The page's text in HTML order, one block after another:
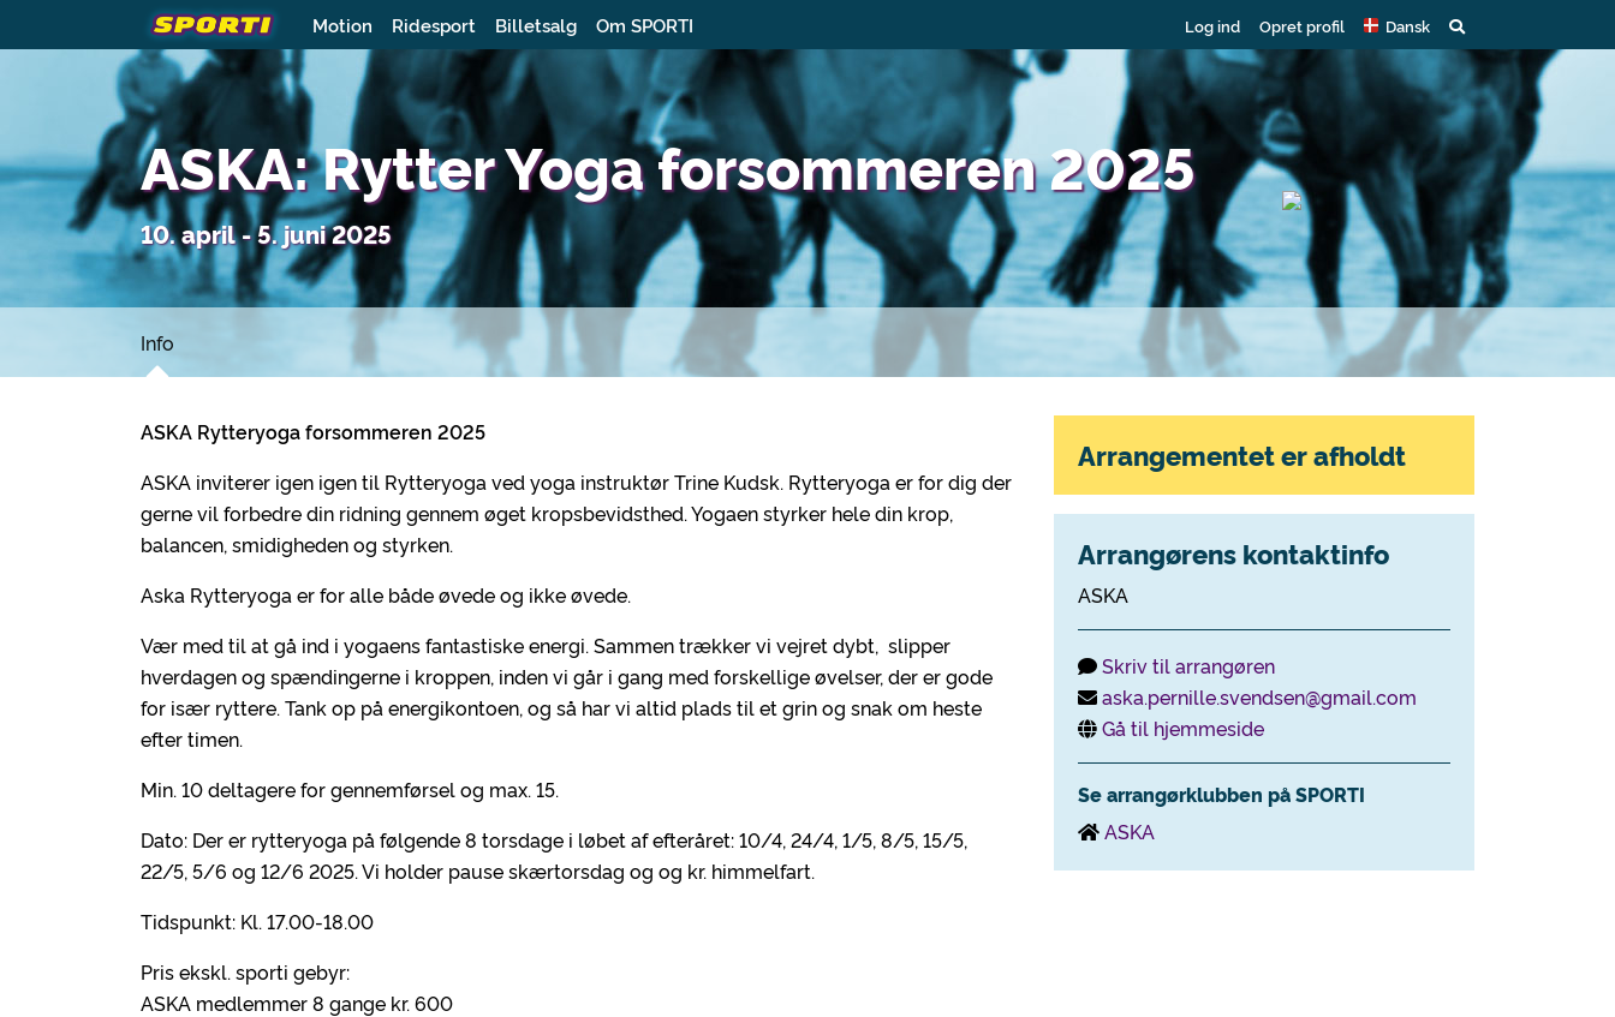
Motion Ridesport Billetsalg Om SPORTI Log ind Opret profil Dansk
ASKA: Rytter Yoga forsommeren 2025
10. april - 5. juni 2025
Info
ASKA Rytteryoga forsommeren 2025
ASKA inviterer igen igen til Rytteryoga ved yoga instruktør Trine Kudsk. Rytteryoga er for dig der
gerne vil forbedre din ridning gennem øget kropsbevidsthed. Yogaen styrker hele din krop,
balancen, smidigheden og styrken.
Aska Rytteryoga er for alle både øvede og ikke øvede.
Vær med til at gå ind i yogaens fantastiske energi. Sammen trækker vi vejret dybt, slipper
hverdagen og spændingerne i kroppen, inden vi går i gang med forskellige øvelser, der er gode
for især ryttere. Tank op på energikontoen, og så har vi altid plads til et grin og snak om heste
efter timen.
Min. 10 deltagere for gennemførsel og max. 15.
Dato: Der er rytteryoga på følgende 8 torsdage i løbet af efteråret: 10/4, 24/4, 1/5, 8/5, 15/5,
22/5, 5/6 og 12/6 2025. Vi holder pause skærtorsdag og og kr. himmelfart.
Tidspunkt: Kl. 17.00-18.00
Pris ekskl. sporti gebyr:
ASKA medlemmer 8 gange kr. 600
Arrangementet er afholdt
Arrangørens kontaktinfo
ASKA
Skriv til arrangøren
aska.pernille.svendsen@gmail.com
Gå til hjemmeside
Se arrangørklubben på SPORTI
ASKA